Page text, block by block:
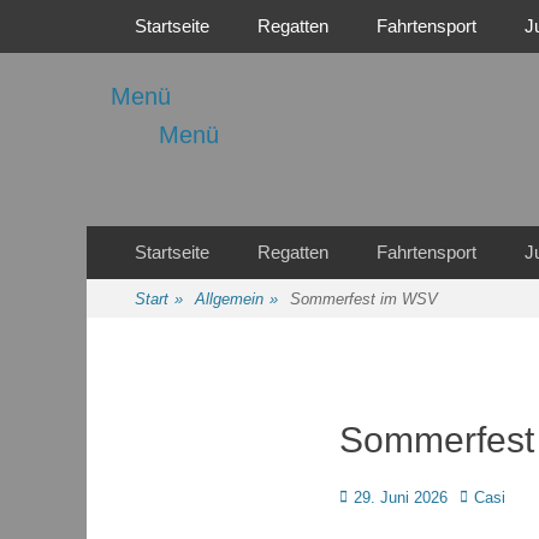
Menü
Regattasport und Wasserwandern - Freizeit mit der
Menü
Primäres Menü
Startseite Regatten Fahrtensport
Sekundäres Menü
springen
Startseite Regatten Fahrtensport
Start » Allgemein » Sommerfest im WSV
Posted
29. Juni 2026 Autor
Casi